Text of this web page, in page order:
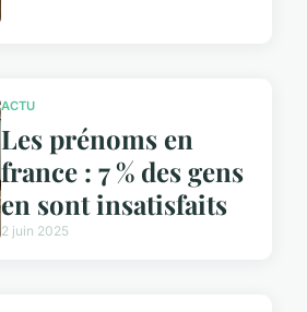
ACTU
Les prénoms en
france : 7 % des gens
en sont insatisfaits
2 juin 2025